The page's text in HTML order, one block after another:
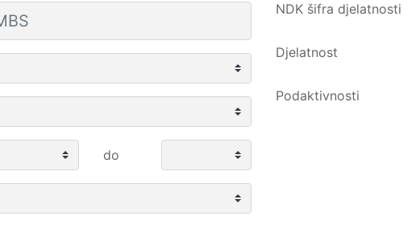
NDK šifra djelatnosti
Djelatnost
Podaktivnosti
do